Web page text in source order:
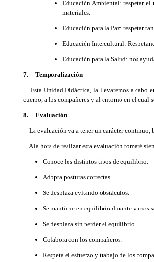
Educación Ambiental: respetar el
materiales.
Educación para la Paz: respetar
Educación Intercultural:
Educación para la Salud: nos
7. Temporalización
Esta Unidad Didáctica, la llevaremos a cabo
cuerpo, a los compañeros y al entorno en el cual
8. Evaluación
La evaluación va a tener un carácter continuo,
A la hora de realizar esta evaluación tomaré
Conoce los distintos tipos de equilibrio.
Adopta posturas correctas.
Se desplaza evitando obstáculos.
Se mantiene en equilibrio durante varios
Se desplaza sin perder el equilibrio.
Colabora con los compañeros.
Respeta el esfuerzo y trabajo de los